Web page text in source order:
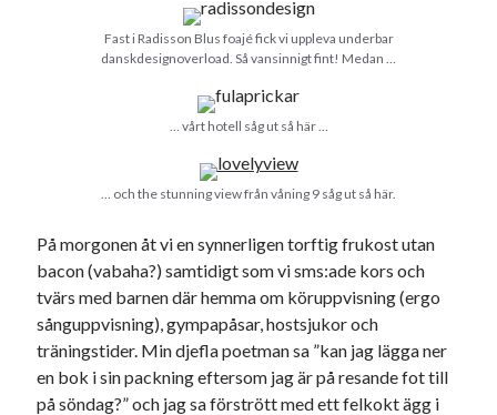
Fast i Radisson Blus foajé fick vi uppleva underbar
danskdesignoverload. Så vansinnigt fint! Medan …
… vårt hotell såg ut så här …
… och the stunning view från våning 9 såg ut så här.
På morgonen åt vi en synnerligen torftig frukost utan
bacon (vabaha?) samtidigt som vi sms:ade kors och
tvärs med barnen där hemma om köruppvisning (ergo
sånguppvisning), gympapåsar, hostsjukor och
träningstider. Min djefla poetman sa ”kan jag lägga ner
en bok i sin packning eftersom jag är på resande fot till
på söndag?” och jag sa förstrött med ett felkokt ägg i